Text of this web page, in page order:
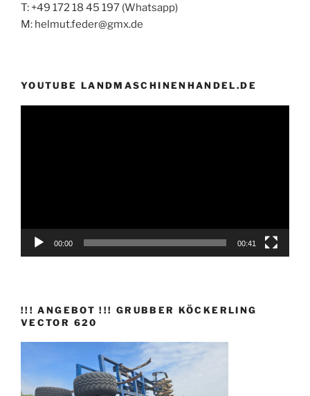
T: +49 172 18 45 197 (Whatsapp)
M: helmut.feder@gmx.de
YOUTUBE LANDMASCHINENHANDEL.DE
00:00 00:41
!!! ANGEBOT !!! GRUBBER KÖCKERLING
VECTOR 620